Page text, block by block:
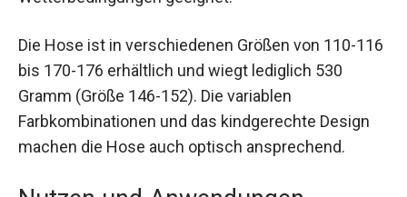
Wetterbedingungen geeignet.
Die Hose ist in verschiedenen Größen von 110-
116 bis 170-176 erhältlich und wiegt lediglich 530
Gramm (Größe 146-152). Die variablen
Farbkombinationen und das kindgerechte Design
machen die Hose auch optisch ansprechend.